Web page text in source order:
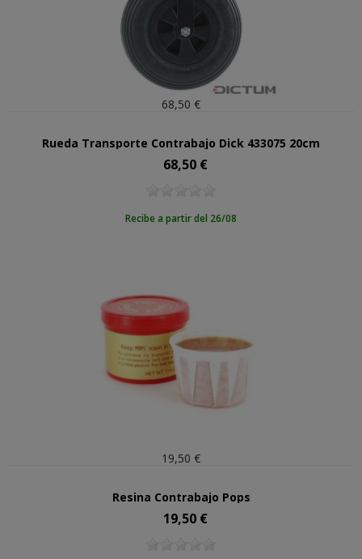
68,50 €
Rueda Transporte Contrabajo Dick 433075 20cm
Precio
68,50 €
Recibe a partir del 26/08
19,50 €
Resina Contrabajo Pops
Precio
19,50 €